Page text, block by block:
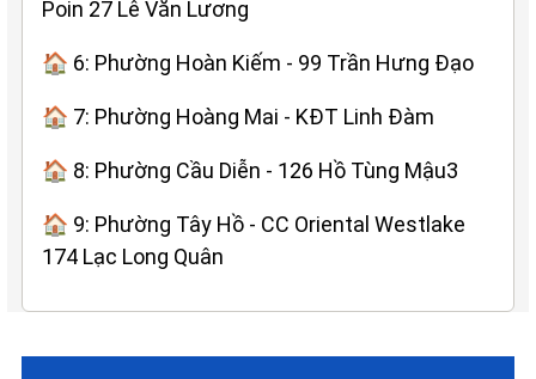
Poin 27 Lê Văn Lương
🏠 6: Phường Hoàn Kiếm - 99 Trần Hưng Đạo
🏠 7: Phường Hoàng Mai - KĐT Linh Đàm
🏠 8: Phường Cầu Diễn - 126 Hồ Tùng Mậu3
🏠 9: Phường Tây Hồ - CC Oriental Westlake
174 Lạc Long Quân